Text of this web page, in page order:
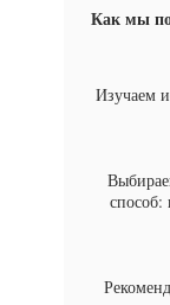
Изучаем
способ:
Как мы